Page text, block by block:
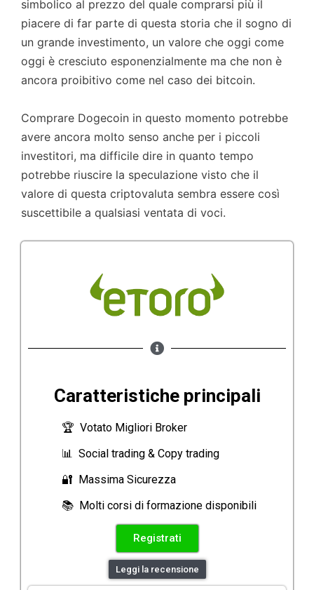
simbolico al prezzo del quale comprarsi più il
piacere di far parte di questa storia che il sogno di
un grande investimento, un valore che oggi come
oggi è cresciuto esponenzialmente ma che non è
ancora proibitivo come nel caso dei bitcoin.
Comprare Dogecoin in questo momento potrebbe
avere ancora molto senso anche per i piccoli
investitori, ma difficile dire in quanto tempo
potrebbe riuscire la speculazione visto che il
valore di questa criptovaluta sembra essere così
suscettibile a qualsiasi ventata di voci.
Caratteristiche principali
🏆 Votato Migliori Broker
📊 Social trading & Copy trading
🔐 Massima Sicurezza
📚 Molti corsi di formazione disponibili
Registrati
Leggi la recensione